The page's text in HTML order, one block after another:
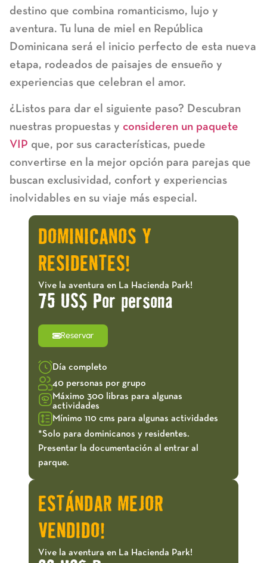
destino que combina romanticismo, lujo y
aventura. Tu luna de miel en República
Dominicana será el inicio perfecto de esta nueva
etapa, rodeados de paisajes de ensueño y
experiencias que celebran el amor.
¿Listos para dar el siguiente paso? Descubran
nuestras propuestas y consideren un paquete
VIP que, por sus características, puede
convertirse en la mejor opción para parejas que
buscan exclusividad, confort y experiencias
inolvidables en su viaje más especial.
DOMINICANOS Y
RESIDENTES!
Vive la aventura en La Hacienda Park!
75 US$ Por persona
Reservar
Día completo
40 personas por grupo
Máximo 300 libras para algunas
actividades
Mínimo 110 cms para algunas actividades
*Solo para dominicanos y residentes.
Presentar la documentación al entrar al
parque.
ESTÁNDAR MEJOR
VENDIDO!
Vive la aventura en La Hacienda Park!